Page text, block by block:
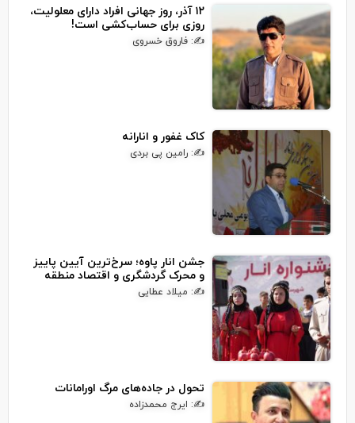
۱۲ آذر، روز جهانی افراد دارای معلولیت،
روزی برای حساب‌کشی است!
✍: فاروق خسروی
کاک غفور و انارانه
✍: رامین پی بردی
جشن انار پاوه؛ سرخ‌ترین آیین پاییز
و محرک گردشگری و اقتصاد منطقه
✍: میلاد عطایی
تحول در جاده‌های مرگ اورامانات
✍: ایرج محمدزاده